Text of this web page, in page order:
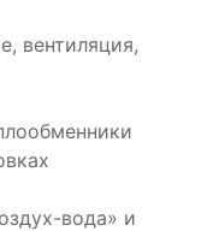
вентиляция,
вода» и